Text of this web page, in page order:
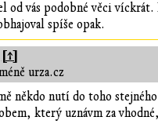
od vás podobné věci
spíše opak.
[↑]
urza.cz
někdo nutí do toho
který uznávm za